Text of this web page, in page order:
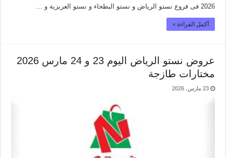
2026 فى فروع نستو الرياض و نستو البطحاء و نستو العزيزية و …
أكمل القراءة »
عروض نستو الرياض اليوم 23 و 24 مارس 2026
مختارات طازجة
23 مارس، 2026